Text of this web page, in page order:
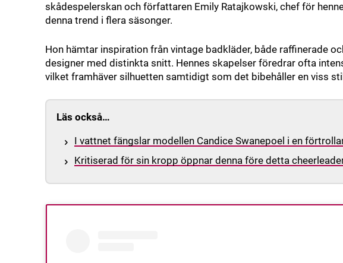
skådespelerskan och författaren Emily Ratajkowski, chef för
denna trend i flera säsonger.
Hon hämtar inspiration från vintage badkläder, både raffinerade
designer med distinkta snitt. Hennes skapelser föredrar ofta
vilket framhäver silhuetten samtidigt som det bibehåller en viss
Läs också…
I vattnet fängslar modellen Candice Swanepoel i en
Kritiserad för sin kropp öppnar denna före detta